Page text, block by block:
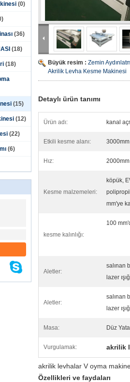
(0)
(36)
(18)
(18)
(15)
(12)
(22)
(6)
Büyük resim : Zemin
Akrilik Levha Kesme Makinesi
Detaylı ürün tanımı
Ürün adı: kanal
Etkili kesme alanı:
Hız: 2000mm
Kesme malzemeleri:
köpük,
mm'ye
kesme kalınlığı:
100
Aletler:
salınan
lazer
Aletler:
salınan
lazer
Masa: Düz
Vurgulamak: akrilik
akrilik levhalar V oyma
Özellikleri ve faydaları